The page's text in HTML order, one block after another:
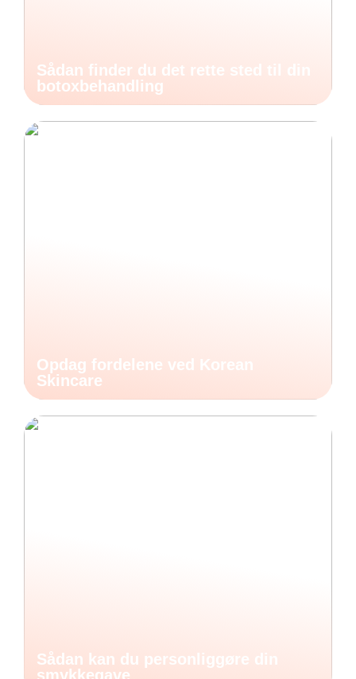
Sådan finder du det rette sted til din
botoxbehandling
Opdag fordelene ved Korean
Skincare
Sådan kan du personliggøre din
smykkegave